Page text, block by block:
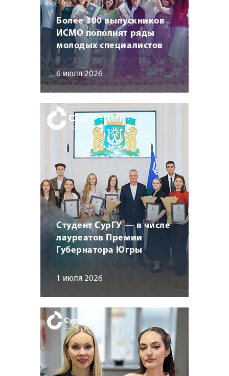
Более 300 выпускников
ИСМО пополнят ряды
молодых специалистов
6 июля 2026
Студент СурГУ — в числе
лауреатов Премии
Губернатора Югры
1 июля 2026